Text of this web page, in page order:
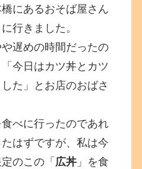
にあるおそば屋さん
に行きました。
遅めの時間だったの
今日はカツ丼とカツ
た」とお店のおばさ
べに行ったのであれ
はずですが、私は今
のこの「 広丼 」を食